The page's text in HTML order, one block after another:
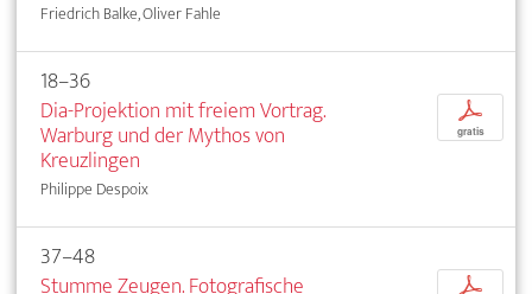
Friedrich Balke, Oliver Fahle
18–36
Dia-Projektion mit freiem Vortrag.
Warburg und der Mythos von
Kreuzlingen
Philippe Despoix
p
gratis
37–48
p